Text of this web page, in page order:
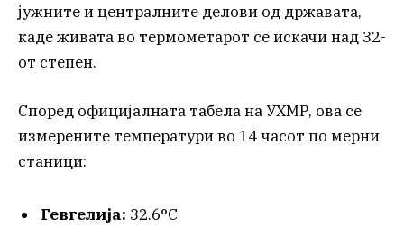
јужните и централните делови од државата,
каде живата во термометарот се искачи над 32-
от степен.
Според официјалната табела на УХМР, ова се
измерените температури во 14 часот по мерни
станици:
Гевгелија: 32.6°C